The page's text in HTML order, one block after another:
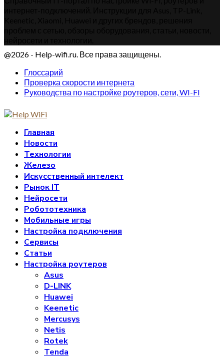
@2026 - Help-wifi.ru. Все права защищены.
Глоссарий
Проверка скорости интернета
Руководства по настройке роутеров, сети, WI-FI
Главная
Новости
Технологии
Железо
Искусственный интелект
Рынок IT
Нейросети
Робототехника
Мобильные игры
Настройка подключения
Сервисы
Статьи
Настройка роутеров
Asus
D-LINK
Huawei
Keenetic
Mercusys
Netis
Rotek
Tenda